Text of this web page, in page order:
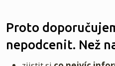
Proto
nepodcenit. Než